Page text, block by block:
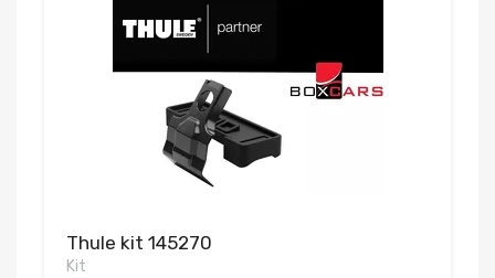
Thule kit 145270
Kit